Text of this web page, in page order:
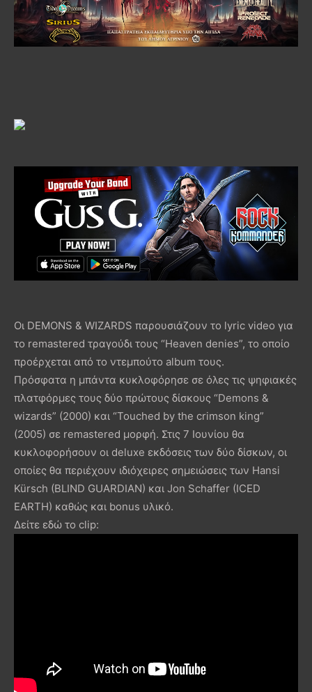
Οι DEMONS & WIZARDS παρουσιάζουν το lyric video για
το remastered τραγούδι τους “Heaven denies”, το οποίο
προέρχεται από το ντεμπούτο album τους.
Πρόσφατα η μπάντα κυκλοφόρησε σε όλες τις ψηφιακές
πλατφόρμες τους δύο πρώτους δίσκους “Demons &
wizards” (2000) και “Touched by the crimson king”
(2005) σε remastered μορφή. Στις 7 Ιουνίου θα
κυκλοφορήσουν οι deluxe εκδόσεις των δύο δίσκων, οι
οποίες θα περιέχουν ιδιόχειρες σημειώσεις των Hansi
Kürsch (BLIND GUARDIAN) και Jon Schaffer (ICED
EARTH) καθώς και bonus υλικό.
Δείτε εδώ το clip: